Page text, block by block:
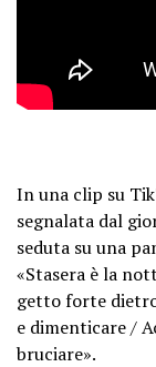
In una clip su
segnalata dal
seduta su una
«Stasera è la
getto forte
e dimenticare /
bruciare».